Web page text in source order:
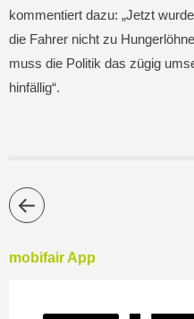
kommentiert dazu: „Jetzt
die Fahrer nicht zu
muss die Politik das zügig
hinfällig“.
mobifair App